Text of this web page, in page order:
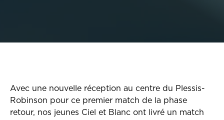
Avec une nouvelle réception au centre du Plessis-
Robinson pour ce premier match de la phase
retour, nos jeunes Ciel et Blanc ont livré un match